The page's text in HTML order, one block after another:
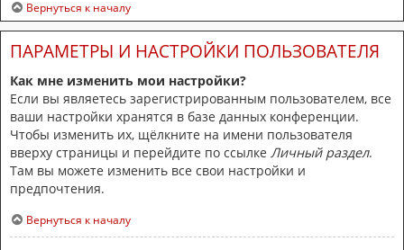
Вернуться к началу
ПАРАМЕТРЫ И НАСТРОЙКИ ПОЛЬЗОВАТЕЛЯ
Как мне изменить мои настройки?
Если вы являетесь зарегистрированным пользователем, все
ваши настройки хранятся в базе данных конференции.
Чтобы изменить их, щёлкните на имени пользователя
вверху страницы и перейдите по ссылке Личный раздел.
Там вы можете изменить все свои настройки и
предпочтения.
Вернуться к началу